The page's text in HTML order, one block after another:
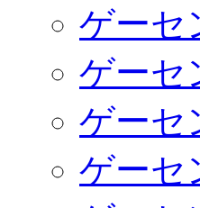
ゲーセ
ゲーセ
ゲーセ
ゲーセ